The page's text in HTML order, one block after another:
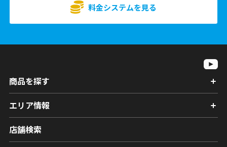
料金システムを見る
商品を探す
エリア情報
店舗検索